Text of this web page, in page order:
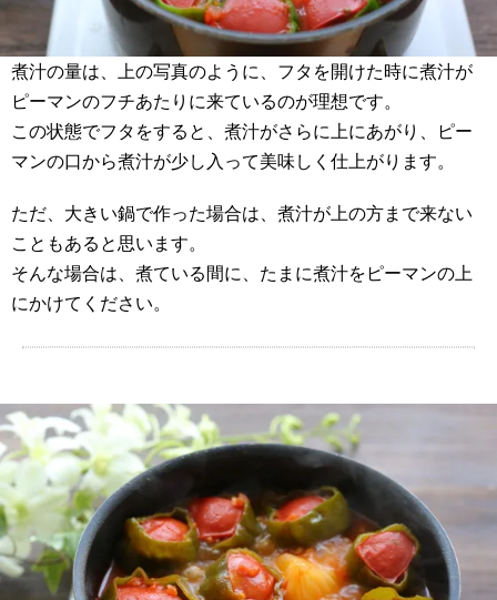
煮汁の量は、上の写真のように、フタを開けた時に煮汁が
ピーマンのフチあたりに来ているのが理想です。
この状態でフタをすると、煮汁がさらに上にあがり、ピー
マンの口から煮汁が少し入って美味しく仕上がります。
ただ、大きい鍋で作った場合は、煮汁が上の方まで来ない
こともあると思います。
そんな場合は、煮ている間に、たまに煮汁をピーマンの上
にかけてください。